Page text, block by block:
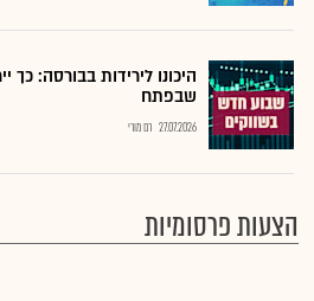
היכונו לירידות בבורסה:
שבפתח
27.07.2026 רם מורי
הצעות פרסומיות